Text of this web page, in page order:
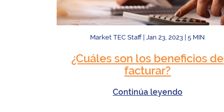
Market TEC Staff Jan 23, 2023 5 MIN
¿Cuáles son los beneficios de
facturar?
Continúa leyendo